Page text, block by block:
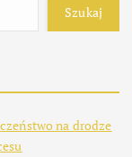
Szukaj
na drodze